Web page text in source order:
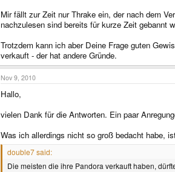
Mir fällt zur Zeit nur Thrake ein, der nach dem
nachzulesen sind bereits für kurze Zeit gebannt
Trotzdem kann ich aber Deine Frage guten
verkauft - der hat andere Gründe.
Nov 9, 2010
Hallo,
vielen Dank für die Antworten. Ein paar
Was ich allerdings nicht so groß bedacht habe,
double7 said:
Die meisten die ihre Pandora verkauft haben,